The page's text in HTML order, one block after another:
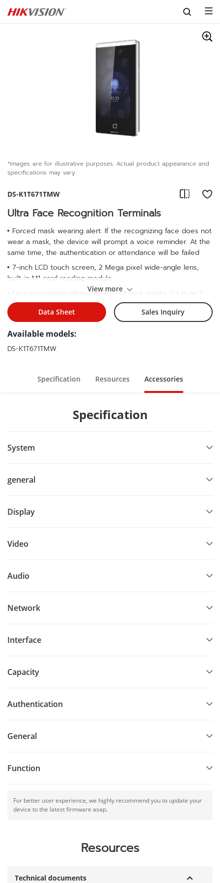
Skip to content
*Images are for illustrative purposes. Actual product appearance and
specifications may vary.
DS-K1T671TMW
Ultra Face Recognition Terminals
Forced mask wearing alert: If the recognizing face does not
wear a mask, the device will prompt a voice reminder. At the
same time, the authentication or attendance will be failed
7-inch LCD touch screen, 2 Mega pixel wide-angle lens,
built-in M1 card reading module
Face recognition distance (without face mask): 0.3 m to 3
m, Duration ＜ 0.2 s/User, Accuracy rate ≥ 99%
Max. 50,000 faces, Max. 50,000 cards
Two-way audio with client software,indoor station, and main
station
Configuration via the web client
View more
Data Sheet Sales Inquiry
Available models:
DS-K1T671TMW
Specification Resources Accessories
Specification
System
general
Display
Video
Audio
Network
Interface
Capacity
Authentication
General
Function
For better user experience, we highly recommend you to update your
device to the latest firmware asap.
Resources
Technical documents